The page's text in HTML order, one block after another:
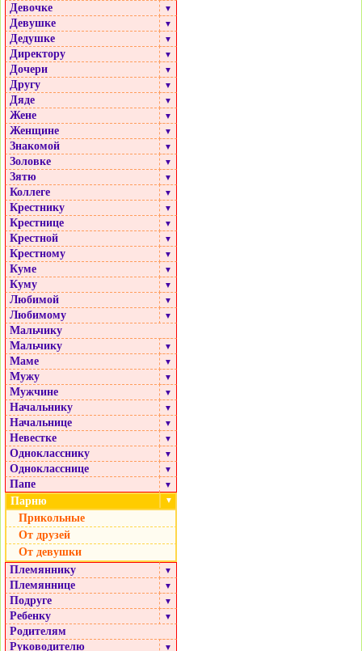
Девочке ▼
Девушке ▼
Дедушке ▼
Директору ▼
Дочери ▼
Другу ▼
Дяде ▼
Жене ▼
Женщине ▼
Знакомой ▼
Золовке ▼
Зятю ▼
Коллеге ▼
Крестнику ▼
Крестнице ▼
Крестной ▼
Крестному ▼
Куме ▼
Куму ▼
Любимой ▼
Любимому ▼
Мальчику
Мальчику
▼
Маме ▼
Мужу ▼
Мужчине ▼
Начальнику ▼
Начальнице ▼
Невестке ▼
Однокласснику ▼
Однокласснице ▼
Папе ▼
Парню ▼
Прикольные
От друзей
От девушки
Племяннику
▼
Племяннице ▼
Подруге ▼
Ребенку ▼
Родителям
Руководителю
▼